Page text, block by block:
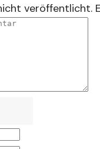
veröffentlicht.